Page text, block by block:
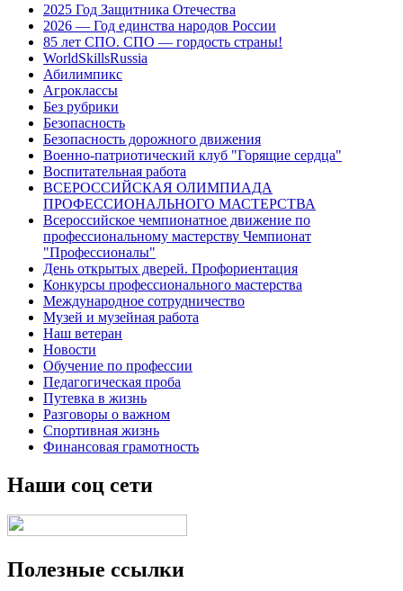
2025 Год Защитника Отечества
2026 — Год единства народов России
85 лет СПО. СПО — гордость страны!
WorldSkillsRussia
Абилимпикс
Агроклассы
Без рубрики
Безопасность
Безопасность дорожного движения
Военно-патриотический клуб "Горящие сердца"
Воспитательная работа
ВСЕРОССИЙСКАЯ ОЛИМПИАДА
ПРОФЕССИОНАЛЬНОГО МАСТЕРСТВА
Всероссийское чемпионатное движение по
профессиональному мастерству Чемпионат
"Профессионалы"
День открытых дверей. Профориентация
Конкурсы профессионального мастерства
Международное сотрудничество
Музей и музейная работа
Наш ветеран
Новости
Обучение по профессии
Педагогическая проба
Путевка в жизнь
Разговоры о важном
Спортивная жизнь
Финансовая грамотность
Наши соц сети
Полезные ссылки